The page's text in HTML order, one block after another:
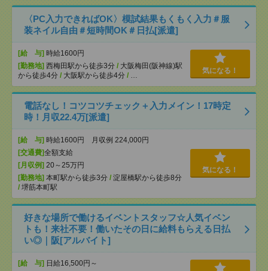
〈PC入力できればOK〉模試結果もくもく入力＃服
装ネイル自由＃短時間OK＃日払[派遣]
[給 与] 時給1600円
[勤務地] 西梅田駅から徒歩3分 / 大阪梅田(阪神線)駅
から徒歩4分 / 大阪駅から徒歩4分 / …
気になる！
電話なし！コツコツチェック＋入力メイン！17時定
時！月収22.4万[派遣]
[給 与] 時給1600円 月収例 224,000円
[交通費]全額支給
[月収例] 20～25万円
[勤務地] 本町駅から徒歩3分 / 淀屋橋駅から徒歩8分
/ 堺筋本町駅
気になる！
好きな場所で働けるイベントスタッフ☆人気イベン
トも！来社不要！働いたその日に給料もらえる日払
い◎｜阪[アルバイト]
[給 与] 日給16,500円～